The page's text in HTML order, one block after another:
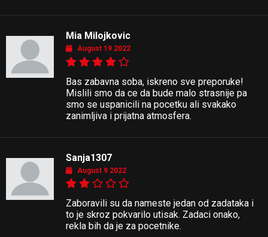
Mia Milojkovic
August 19 2022
Bas zabavna soba, iskreno sve preporuke!
Mislili smo da ce da bude malo strasnije pa
smo se uspanicili na pocetku ali svakako
zanimljiva i prijatna atmosfera.
Sanja1307
August 9 2022
Zaboravili su da nameste jedan od zadataka i
to je skroz pokvarilo utisak. Zadaci onako,
rekla bih da je za pocetnike.